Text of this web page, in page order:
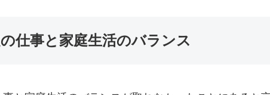
仕事と家庭生活のバランス